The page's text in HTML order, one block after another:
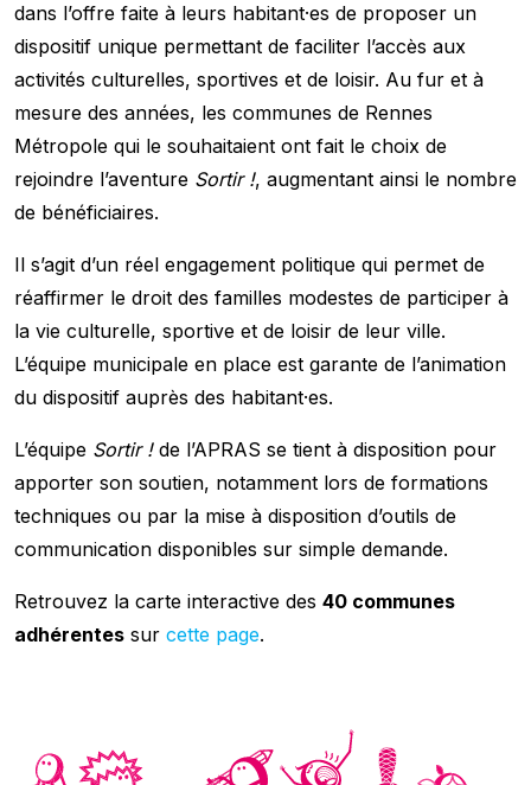
dans l’offre faite à leurs habitant·es de proposer un
dispositif unique permettant de faciliter l’accès aux
activités culturelles, sportives et de loisir. Au fur et à
mesure des années, les communes de Rennes
Métropole qui le souhaitaient ont fait le choix de
rejoindre l’aventure Sortir !, augmentant ainsi le nombre
de bénéficiaires.
Il s’agit d’un réel engagement politique qui permet de
réaffirmer le droit des familles modestes de participer à
la vie culturelle, sportive et de loisir de leur ville.
L’équipe municipale en place est garante de l’animation
du dispositif auprès des habitant·es.
L’équipe Sortir !de l’APRAS se tient à disposition pour
apporter son soutien, notamment lors de formations
techniques ou par la mise à disposition d’outils de
communication disponibles sur simple demande.
Retrouvez la carte interactive des 40 communes
adhérentes sur cette page.